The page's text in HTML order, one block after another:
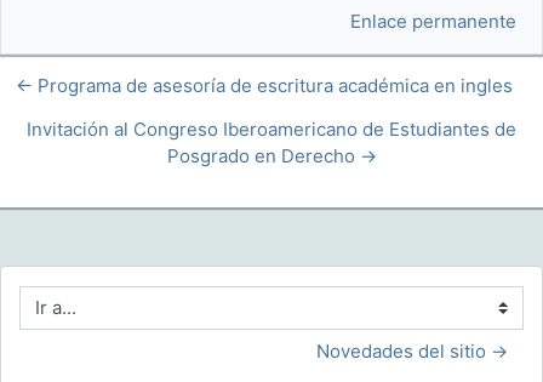
Enlace permanente
← Programa de asesoría de escritura académica en ingles
Invitación al Congreso Iberoamericano de Estudiantes de
Posgrado en Derecho →
Ir a...
Novedades del sitio →